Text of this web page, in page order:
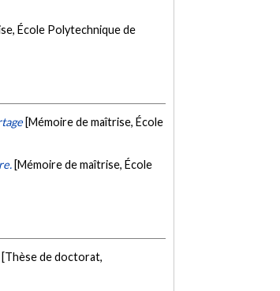
École Polytechnique de
[Mémoire de maîtrise, École
[Mémoire de maîtrise, École
[Thèse de doctorat,